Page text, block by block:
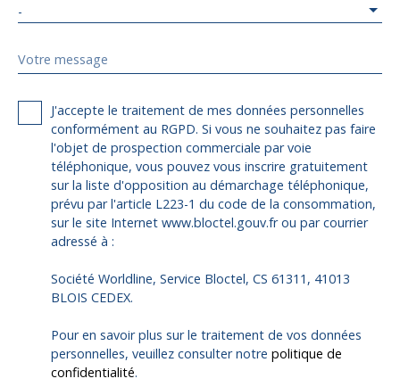
-
Votre message
J'accepte le traitement de mes données personnelles
conformément au RGPD. Si vous ne souhaitez pas faire
l'objet de prospection commerciale par voie
téléphonique, vous pouvez vous inscrire gratuitement
sur la liste d'opposition au démarchage téléphonique,
prévu par l'article L223-1 du code de la consommation,
sur le site Internet www.bloctel.gouv.fr ou par courrier
adressé à :
Société Worldline, Service Bloctel, CS 61311, 41013
BLOIS CEDEX.
Pour en savoir plus sur le traitement de vos données
personnelles, veuillez consulter notre politique de
confidentialité.